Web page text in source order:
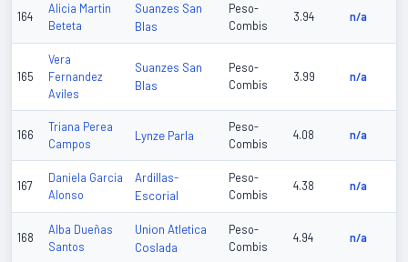
164
Alicia Martin
Beteta
Suanzes San
Blas
Peso-
Combis
3.94 n/a
165
Vera
Fernandez
Aviles
Suanzes San
Blas
Peso-
Combis
3.99 n/a
166
Triana Perea
Campos
Lynze Parla
Peso-
Combis
4.08 n/a
167
Daniela Garcia
Alonso
Ardillas-
Escorial
Peso-
Combis
4.38 n/a
168
Alba Dueñas
Santos
Union Atletica
Coslada
Peso-
Combis
4.94 n/a